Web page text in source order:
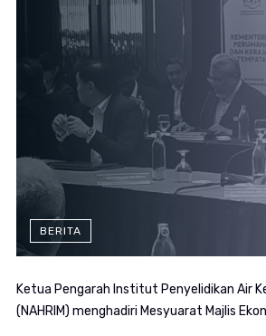
BERITA
Ketua Pengarah Institut Penyelidikan Air
(NAHRIM) menghadiri Mesyuarat Majlis